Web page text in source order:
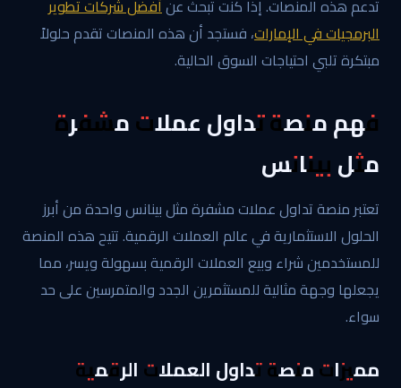
تدعم هذه المنصات. إذا كنت تبحث عنأفضل شركات تطوير
البرمجيات في الإمارات، فستجد أن هذه المنصات تقدم حلولاً
مبتكرة تلبي احتياجات السوق الحالية.
فهم منصة تداول عملات مشفرة
مثل بينانس
تعتبر منصة تداول عملات مشفرة مثل بينانس واحدة من أبرز
الحلول الاستثمارية في عالم العملات الرقمية. تتيح هذه المنصة
للمستخدمين شراء وبيع العملات الرقمية بسهولة ويسر، مما
يجعلها وجهة مثالية للمستثمرين الجدد والمتمرسين على حد
سواء.
مميزات منصة تداول العملات الرقمية